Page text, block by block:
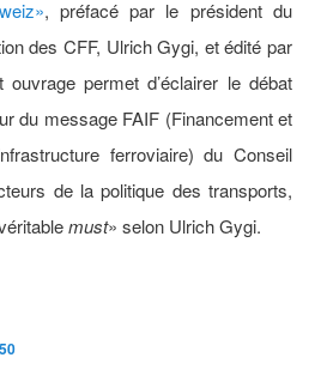
, préfacé par le président du
des CFF, Ulrich Gygi, et édité par
ouvrage permet d’éclairer le débat
du message FAIF (Financement et
ferroviaire) du Conseil
de la politique des transports,
must» selon Ulrich Gygi.